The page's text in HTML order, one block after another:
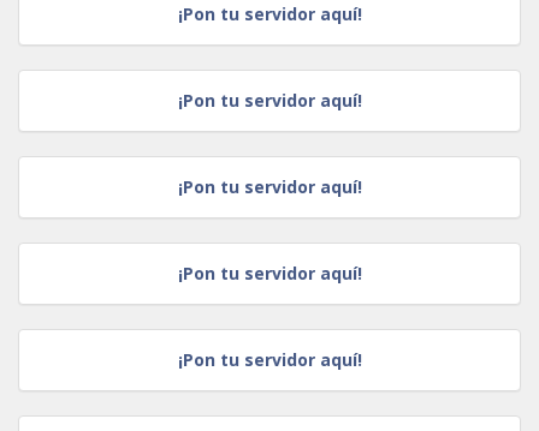
¡Pon tu servidor aquí!
¡Pon tu servidor aquí!
¡Pon tu servidor aquí!
¡Pon tu servidor aquí!
¡Pon tu servidor aquí!